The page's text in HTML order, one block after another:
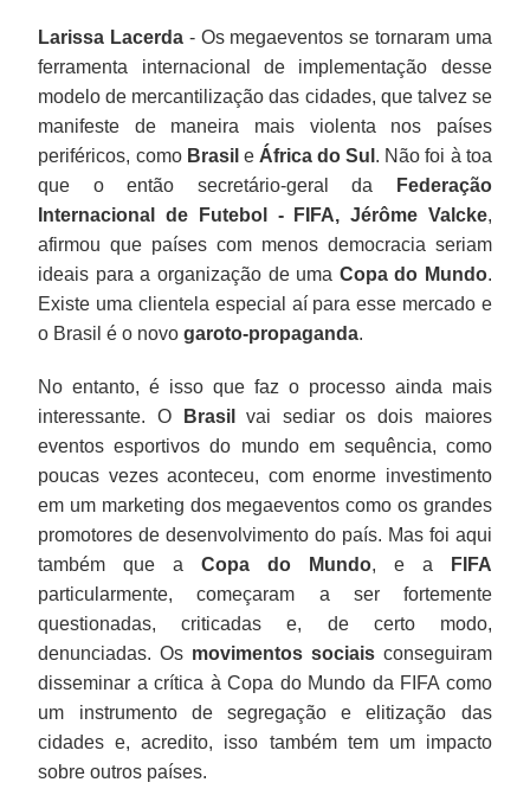
Larissa Lacerda - Os megaeventos se tornaram uma
ferramenta internacional de implementação desse
modelo de mercantilização das cidades, que talvez se
manifeste de maneira mais violenta nos países
periféricos, como Brasil e África do Sul . Não foi à toa
que o então secretário-geral da
Federação
Internacional de Futebol - FIFA, Jérôme Valcke,
afirmou que países com menos democracia seriam
ideais para a organização de uma Copa do Mundo.
Existe uma clientela especial aí para esse mercado e
o Brasil é o novogaroto-propaganda.
No entanto, é isso que faz o processo ainda mais
interessante. O
Brasil
vai sediar os dois maiores
eventos esportivos do mundo em sequência, como
poucas vezes aconteceu, com enorme investimento
em um marketing dos megaeventos como os grandes
promotores de desenvolvimento do país. Mas foi aqui
também que aCopa do Mundo, e a
FIFA
particularmente, começaram a ser fortemente
questionadas, criticadas e, de certo modo,
denunciadas. Os movimentos sociaisconseguiram
disseminar a crítica à Copa do Mundo da FIFA como
um instrumento de segregação e elitização das
cidades e, acredito, isso também tem um impacto
sobre outros países.